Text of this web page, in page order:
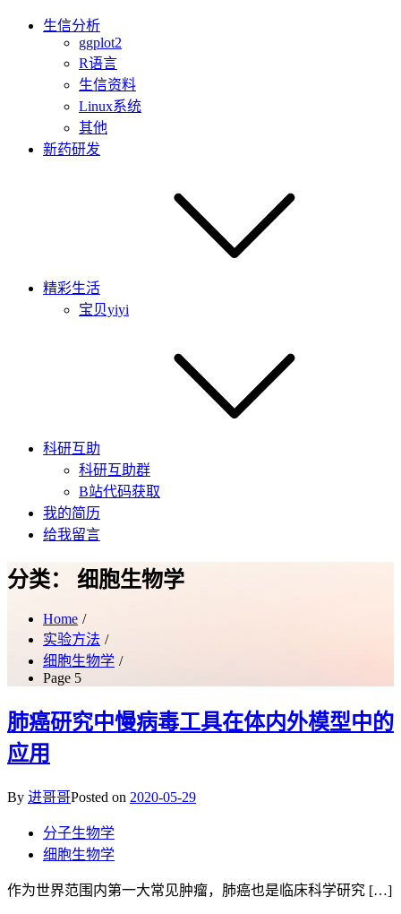
生信分析
ggplot2
R语言
生信资料
Linux系统
其他
新药研发
精彩生活
宝贝yiyi
科研互助
科研互助群
B站代码获取
我的简历
给我留言
分类： 细胞生物学
Home
实验方法
细胞生物学
Page 5
肺癌研究中慢病毒工具在体内外模型中的
应用
By 进哥哥Posted on 2020-05-29
分子生物学
细胞生物学
作为世界范围内第一大常见肿瘤，肺癌也是临床科学研究 […]